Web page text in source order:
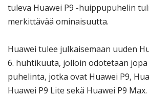
tuleva Huawei P9 -huippupuhelin
merkittävää ominaisuutta.
Huawei tulee julkaisemaan uuden
6. huhtikuuta, jolloin odotetaan
puhelinta, jotka ovat Huawei P9,
Huawei P9 Lite sekä Huawei P9 Max.